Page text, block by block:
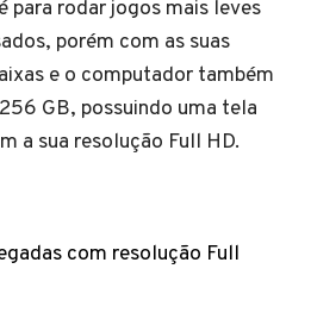
para rodar jogos mais leves
porém com as suas
e o computador também
GB, possuindo uma tela
a sua resolução Full HD.
com resolução Full